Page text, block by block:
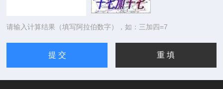
请输入计算结果（填写阿拉伯数字），如：三加四=7